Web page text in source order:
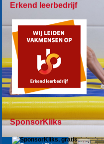
Erkend leerbedrijf
SponsorKliks